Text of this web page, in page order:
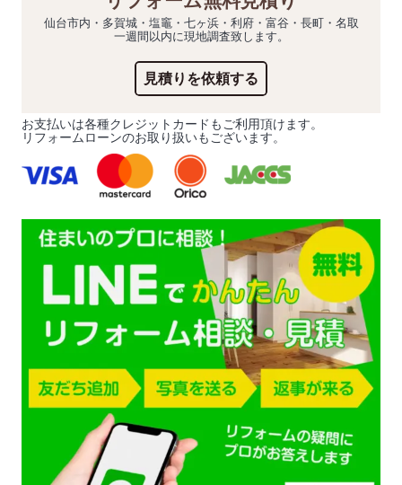
仙台市内・多賀城・塩竈・七ヶ浜・利府・富谷・長町・名取
一週間以内に現地調査致します。
見積りを依頼する
お支払いは各種クレジットカードもご利用頂けます。
リフォームローンのお取り扱いもございます。